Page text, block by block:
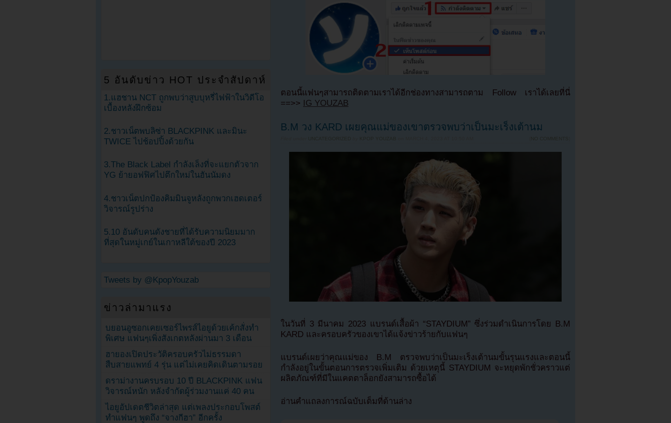
ตอนนี้แฟนๆสามารถติดตามเราได้อีกช่องทางสามารถตาม Follow เราได้เลยที่นี่
==>> IG YOUZAB
B.M วง KARD เผยคุณแม่ของเขาตรวจพบว่าเป็นมะเร็งเต้านม
UNCATEGORIZED KPOP YOUZAB NO COMMENTS
ในวันที่ 3 มีนาคม 2023 แบรนด์เสื้อผ้า “STAYDIUM” ซึ่งร่วมดำเนินการโดย B.M
KARD และครอบครัวของเขาได้แจ้งข่าวร้ายกับแฟนๆ
แบรนด์เผยว่าคุณแม่ของ B.M ตรวจพบว่าเป็นมะเร็งเต้านมขั้นรุนแรงและตอนนี้
กำลังอยู่ในขั้นตอนการตรวจเพิ่มเติม ด้วยเหตุนี้ STAYDIUM จะหยุดพักชั่วคราวแต่
ผลิตภัณฑ์ที่มีในแคตตาล็อกยังสามารถซื้อได้
อ่านคำแถลงการณ์ฉบับเต็มที่ด้านล่าง
5 อันดับข่าว HOT ประจำสัปดาห์
1.แฮชาน NCT ถูกพบว่าสูบบุหรี่ไฟฟ้าในวิดีโอ
เบื้องหลังฝึกซ้อม
2.ชาวเน็ตพบลิซ่า BLACKPINK และมินะ
TWICE ไปช้อปปิ้งด้วยกัน
3.The Black Label กำลังเล็งที่จะแยกตัวจาก
YG ย้ายอฟฟิศไปตึกใหม่ในฮันนัมดง
4.ชาวเน็ตปกป้องคิมมินจูหลังถูกพวกเฮดเตอร์
วิจารณ์รูปร่าง
5.10 อันดับคนดังชายที่ได้รับความนิยมมาก
ที่สุดในหมู่เกย์ในเกาหลีใต้ของปี 2023
Tweets by @KpopYouzab
ข่าวล่ามาแรง
บยอนอูซอกเคยเซอร์ไพรส์ไอยูด้วยเค้กสั่งทำ
พิเศษ แฟนๆเพิ่งสังเกตหลังผ่านมา 3 เดือน
ฮายองเปิดประวัติครอบครัวไม่ธรรมดา
สืบสายแพทย์ 4 รุ่น แต่ไม่เคยคิดเดินตามรอย
ดราม่างานครบรอบ 10 ปี BLACKPINK แฟน
วิจารณ์หนัก หลังจำกัดผู้ร่วมงานแค่ 40 คน
ไอยูอัปเดตชีวิตล่าสุด แต่เพลงประกอบโพสต์
ทำแฟนๆ พูดถึง “จางกีฮา” อีกครั้ง